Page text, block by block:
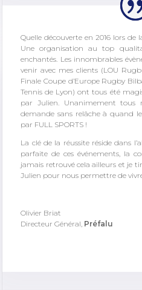
Quelle découverte en 2016 lors de
Une organisation au top
enchantés. Les innombrables
venir avec mes clients (LOU
Finale Coupe d’Europe Rugby
Tennis de Lyon) ont tous été
par Julien. Unanimement
demande sans relâche à quand
par FULL SPORTS !
La clé de la réussite réside dans
parfaite de ces événements, la
jamais retrouvé cela ailleurs et je
Julien pour nous permettre de
Olivier Briat
Directeur Général, Préfalu